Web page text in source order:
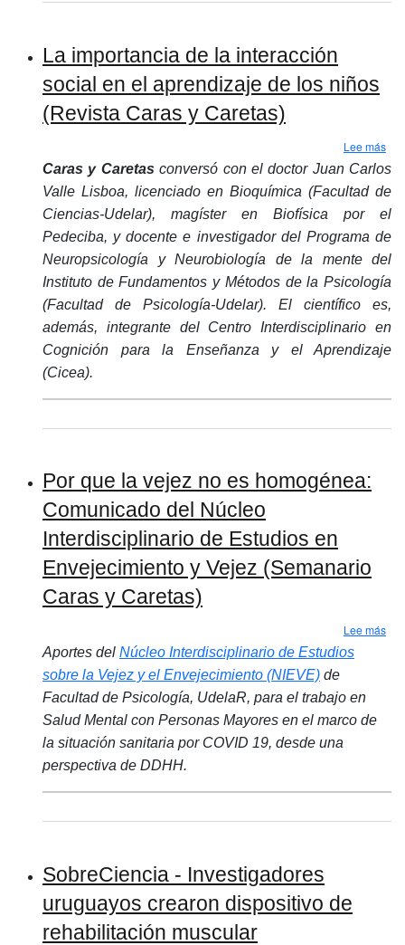
La importancia de la interacción
social en el aprendizaje de los niños
(Revista Caras y Caretas)
Lee más
Caras y Caretasconversó con el doctor Juan Carlos
Valle Lisboa, licenciado en Bioquímica (Facultad de
Ciencias-Udelar), magíster en Biofísica por el
Pedeciba, y docente e investigador del Programa de
Neuropsicología y Neurobiología de la mente del
Instituto de Fundamentos y Métodos de la Psicología
(Facultad de Psicología-Udelar). El científico es,
además, integrante del Centro Interdisciplinario en
Cognición para la Enseñanza y el Aprendizaje
(Cicea).
Por que la vejez no es homogénea:
Comunicado del Núcleo
Interdisciplinario de Estudios en
Envejecimiento y Vejez (Semanario
Caras y Caretas)
Lee más
Aportes del Núcleo Interdisciplinario de Estudios
sobre la Vejez y el Envejecimiento (NIEVE) de
Facultad de Psicología, UdelaR, para el trabajo en
Salud Mental con Personas Mayores en el marco de
la situación sanitaria por COVID 19, desde una
perspectiva de DDHH.
SobreCiencia - Investigadores
uruguayos crearon dispositivo de
rehabilitación muscular